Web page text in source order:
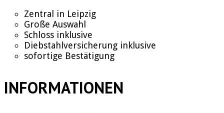
Zentral in Leipzig
Große Auswahl
Schloss inklusive
Diebstahlversicherung inklusive
sofortige Bestätigung
INFORMATIONEN